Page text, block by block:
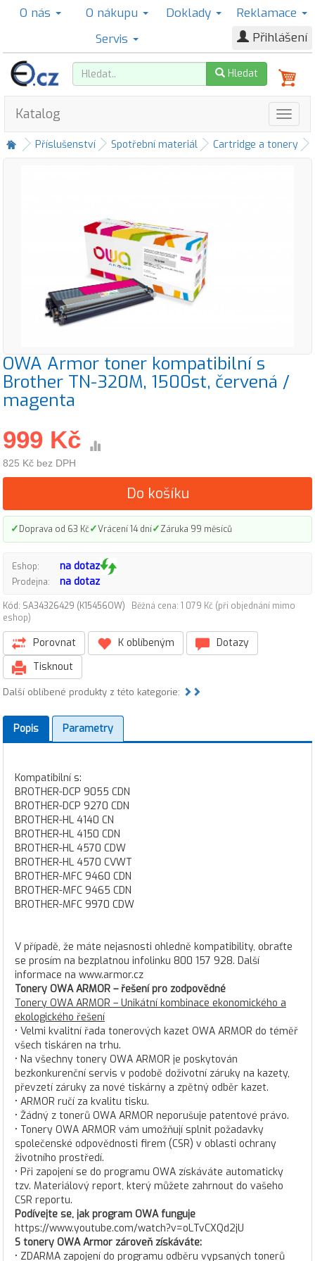
O nás O nákupu Doklady
Reklamace
Servis
Přihlášení
Hledat
Katalog
Příslušenství Spotřební materiál Cartridge a tonery
OWA Armor toner kompatibilní s
Brother TN-320M, 1500st, červená /
magenta
999 Kč
825 Kč bez DPH
Do košíku
✓Doprava od 63 Kč✓Vrácení 14 dní✓Záruka 99 měsíců
Eshop: na dotaz
Prodejna: na dotaz
Kód: SA34326429 (K15456OW)
Běžná cena: 1 079 Kč (při objednání mimo
eshop)
Porovnat K oblíbeným
Dotazy
Tisknout
Další oblíbené produkty z této kategorie:
Popis Parametry
Kompatibilní s:
BROTHER-DCP 9055 CDN
BROTHER-DCP 9270 CDN
BROTHER-HL 4140 CN
BROTHER-HL 4150 CDN
BROTHER-HL 4570 CDW
BROTHER-HL 4570 CVWT
BROTHER-MFC 9460 CDN
BROTHER-MFC 9465 CDN
BROTHER-MFC 9970 CDW
V případě, že máte nejasnosti ohledně kompatibility, obraťte
se prosím na bezplatnou infolinku 800 157 928. Další
informace na www.armor.cz
Tonery OWA ARMOR – řešení pro zodpovědné
Tonery OWA ARMOR – Unikátní kombinace ekonomického a
ekologického řešení
• Velmi kvalitní řada tonerových kazet OWA ARMOR do téměř
všech tiskáren na trhu.
• Na všechny tonery OWA ARMOR je poskytován
bezkonkurenční servis v podobě doživotní záruky na kazety,
převzetí záruky za nové tiskárny a zpětný odběr kazet.
• ARMOR ručí za kvalitu tisku.
• Žádný z tonerů OWA ARMOR neporušuje patentové právo.
• Tonery OWA ARMOR vám umožňují splnit požadavky
společenské odpovědnosti firem (CSR) v oblasti ochrany
životního prostředí.
• Při zapojení se do programu OWA získáváte automaticky
tzv. Materiálový report, který můžete zahrnout do vašeho
CSR reportu.
Podívejte se, jak program OWA funguje
https://www.youtube.com/watch?v=oLTvCXQd2jU
S tonery OWA Armor zároveň získáváte:
• ZDARMA zapojení do programu odběru vypsaných tonerů